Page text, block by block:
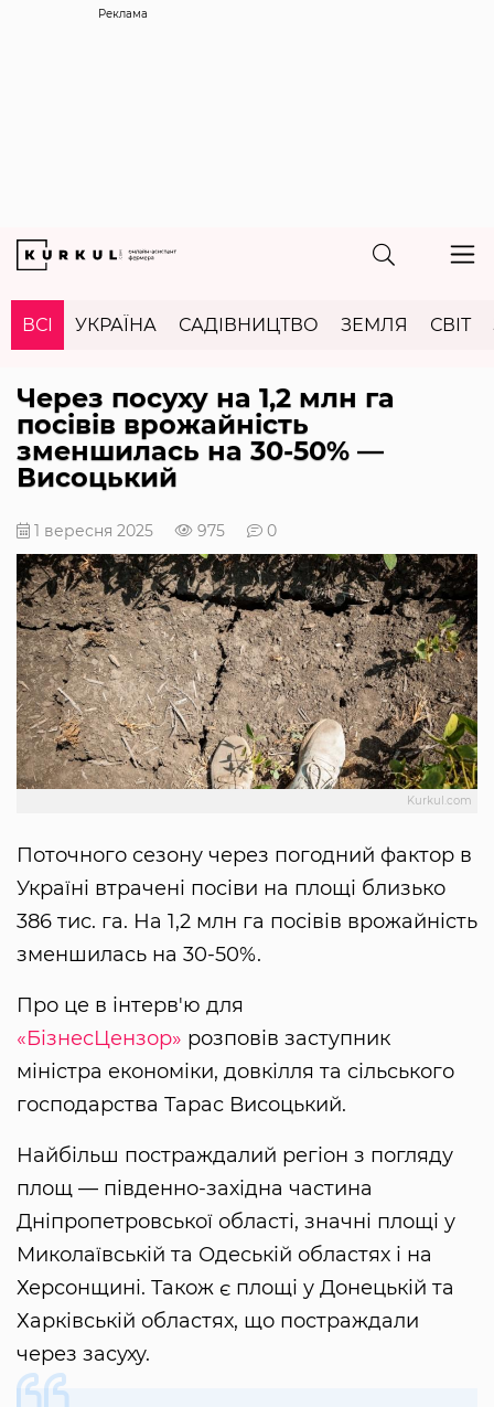
Реклама
ВСІ УКРАЇНА САДІВНИЦТВО ЗЕМЛЯ СВІТ
Через посуху на 1,2 млн га
посівів врожайність
зменшилась на 30-50% —
Висоцький
1 вересня 2025 975 0
Kurkul.com
Поточного сезону через погодний фактор в
Україні втрачені посіви на площі близько
386 тис. га. На 1,2 млн га посівів врожайність
зменшилась на 30-50%.
Про це в інтерв'ю для
«БізнесЦензор» розповів заступник
міністра економіки, довкілля та сільського
господарства Тарас Висоцький.
Найбільш постраждалий регіон з погляду
площ — південно-західна частина
Дніпропетровської області, значні площі у
Миколаївській та Одеській областях і на
Херсонщині. Також є площі у Донецькій та
Харківській областях, що постраждали
через засуху.